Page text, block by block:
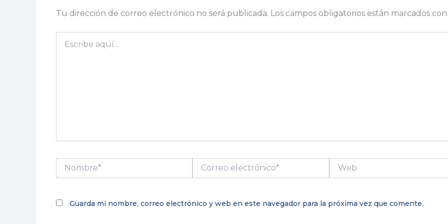
Tu dirección de correo electrónico no será publicada. Los campos obligatorios están marcados
aquí...
Nombre*
Correo
electrónico*
Web
Guarda mi nombre, correo electrónico y web en este navegador para la próxima vez que comente.